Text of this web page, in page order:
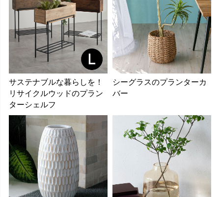
サステナブルな暮らしを！
リサイクルウッドのプラン
ターシェルフ
シーグラスのプランターカ
バー